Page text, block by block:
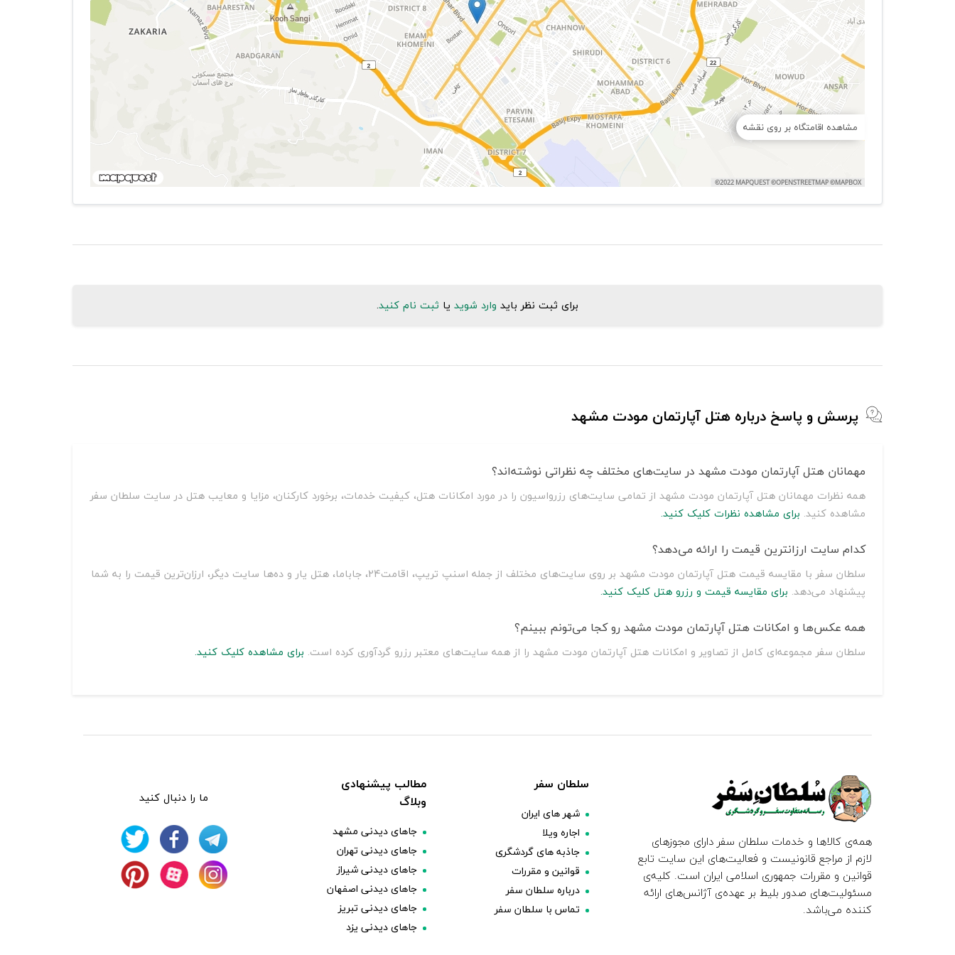
مشاهده اقامتگاه بر روی نقشه
برای ثبت نظر باید وارد شوید یا ثبت نام کنید.
پرسش و پاسخ درباره هتل آپارتمان مودت مشهد
مهمانان هتل آپارتمان مودت مشهد در سایت‌های مختلف چه نظراتی نوشته‌اند؟
همه نظرات مهمانان هتل آپارتمان مودت مشهد از تمامی سایت‌های رزرواسیون را در مورد امکانات هتل، کیفیت خدمات، برخورد کارکنان، مزایا و معایب هتل در سایت سلطان سفر
مشاهده کنید. برای مشاهده نظرات کلیک کنید.
کدام سایت ارزانترین قیمت را ارائه می‌دهد؟
سلطان سفر با مقایسه قیمت هتل آپارتمان مودت مشهد بر روی سایت‌های مختلف از جمله اسنپ تریپ، اقامت24، جاباما، هتل یار و ده‌ها سایت دیگر، ارزان‌ترین قیمت را به شما
پیشنهاد می‌دهد. برای مقایسه قیمت و رزرو هتل کلیک کنید.
همه عکس‌ها و امکانات هتل آپارتمان مودت مشهد رو کجا می‌تونم ببینم؟
سلطان سفر مجموعه‌ای کامل از تصاویر و امکانات هتل آپارتمان مودت مشهد را از همه سایت‌های معتبر رزرو گردآوری کرده است. برای مشاهده کلیک کنید.
همه‌ی کالاها و خدمات سلطان سفر دارای مجوزهای
لازم از مراجع قانونیست و فعالیت‌های این سایت تابع
قوانین و مقررات جمهوری اسلامی ایران است. کلیه‌ی
مسئولیت‌های صدور بلیط بر عهده‌ی آژانس‌های ارائه
کننده می‌باشد.
سلطان سفر
شهر های ایران
اجاره ویلا
جاذبه های گردشگری
قوانین و مقررات
درباره سلطان سفر
تماس با سلطان سفر
مطالب پیشنهادی
وبلاگ
جاهای دیدنی مشهد
جاهای دیدنی تهران
جاهای دیدنی شیراز
جاهای دیدنی اصفهان
جاهای دیدنی تبریز
جاهای دیدنی یزد
ما را دنبال کنید